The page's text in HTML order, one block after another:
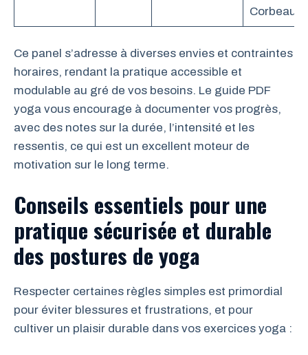
Corbeau
Ce panel s’adresse à diverses envies et contraintes
horaires, rendant la pratique accessible et
modulable au gré de vos besoins. Le guide PDF
yoga vous encourage à documenter vos progrès,
avec des notes sur la durée, l’intensité et les
ressentis, ce qui est un excellent moteur de
motivation sur le long terme.
Conseils essentiels pour une
pratique sécurisée et durable
des postures de yoga
Respecter certaines règles simples est primordial
pour éviter blessures et frustrations, et pour
cultiver un plaisir durable dans vos exercices yoga :